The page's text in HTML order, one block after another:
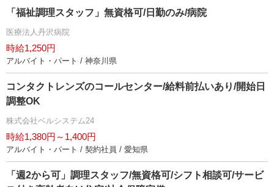
「福祉調理スタッフ」無資格可/日勤のみ/病院
医療法人丹沢病院
時給1,250円
アルバイト・パート / 神奈川県
コンタクトレンズのコールセンター/給料前払いあり/開始日
調整OK
株式会社ベルシステム24
時給1,380円～1,400円
アルバイト・パート / 契約社員 / 愛知県
「週2から可」調理スタッフ/無資格可/シフト相談可/サービ